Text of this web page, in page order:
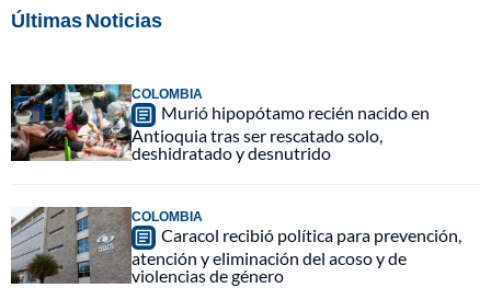
Últimas Noticias
COLOMBIA
Murió hipopótamo recién nacido en
Antioquia tras ser rescatado solo,
deshidratado y desnutrido
COLOMBIA
Caracol recibió política para prevención,
atención y eliminación del acoso y de
violencias de género